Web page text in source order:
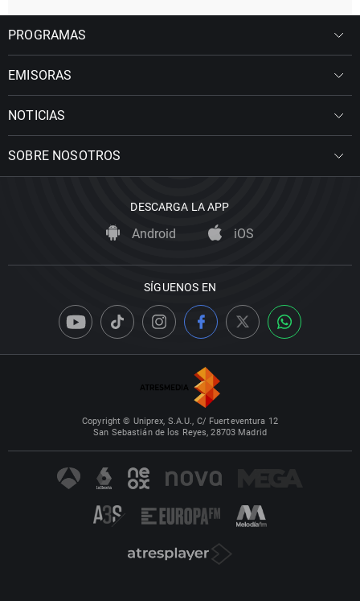
PROGRAMAS
EMISORAS
NOTICIAS
SOBRE NOSOTROS
DESCARGA LA APP
Android iOS
SÍGUENOS EN
Copyright © Uniprex, S.A.U., C/ Fuerteventura 12
San Sebastián de los Reyes, 28703 Madrid